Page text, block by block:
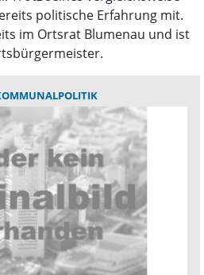
politische Erfahrung mit.
im Ortsrat Blumenau und ist